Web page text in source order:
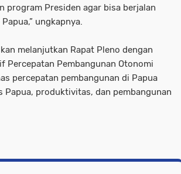
program Presiden agar bisa berjalan
ungkapnya.
melanjutkan Rapat Pleno dengan
Percepatan Pembangunan Otonomi
percepatan pembangunan di Papua
Papua, produktivitas, dan pembangunan